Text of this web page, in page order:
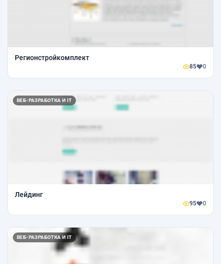
Регионстройкомплект
85 0
ВЕБ-РАЗРАБОТКА И IT
Лейдинг
95 0
ВЕБ-РАЗРАБОТКА И IT